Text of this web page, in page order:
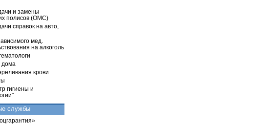
и замены
полисов (ОМС)
справок на авто,
мед.
на алкоголь
дома
крови
гигиены и
службы